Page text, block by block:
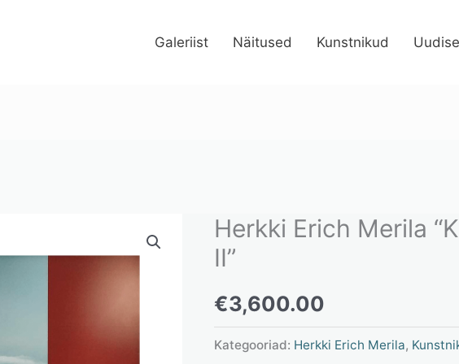
Galeriist Näitused Kunstnikud
Herkki Erich Merila
II”
€3,600.00
Kategooriad: Herkki Erich Merila,
Herkki
Erich
"Kromaatika
II"
kogus